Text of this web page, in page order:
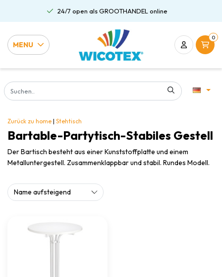
24/7 open als GROOTHANDEL online
MENU
0
Zurück zu home | Stehtisch
Bartable-Partytisch-Stabiles Gestell
Der Bartisch besteht aus einer Kunststoffplatte und einem
Metalluntergestell. Zusammenklappbar und stabil. Rundes Modell.